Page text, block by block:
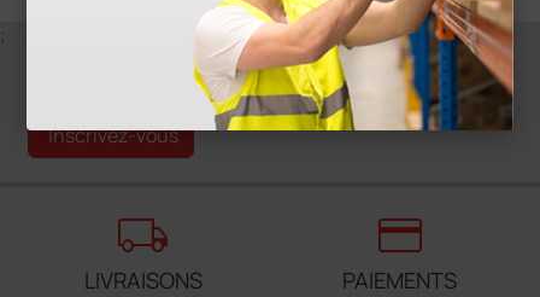
;
Inscrivez-vous à notre newsletter
Inscrivez-vous
local_shipping
LIVRAISONS
credit_card
PAIEMENTS